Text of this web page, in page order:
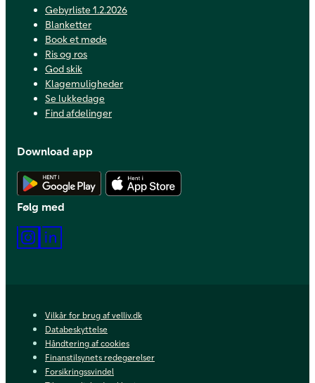
Gebyrliste 1.2.2026
Blanketter
Book et møde
Ris og ros
God skik
Klagemuligheder
Se lukkedage
Find afdelinger
Download app
Hent Android app
Følg med
Instagram
Vilkår for brug af velliv.dk
Databeskyttelse
Håndtering af cookies
Finanstilsynets redegørelser
Forsikringssvindel